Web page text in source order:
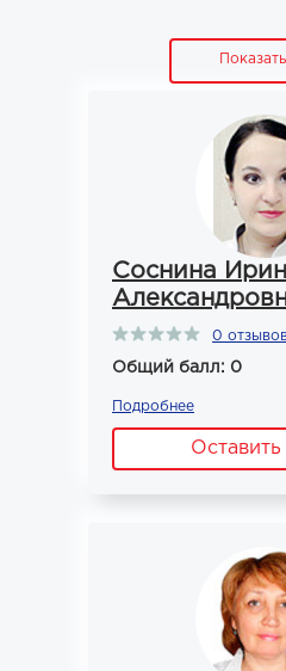
Соснина
0
Общий балл: 0
Подробнее
Оставить